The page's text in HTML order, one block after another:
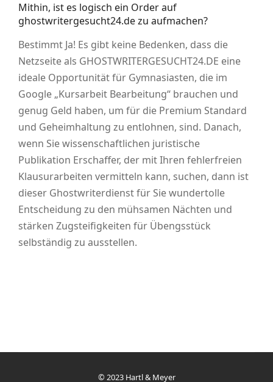
Mithin, ist es logisch ein Order auf
ghostwritergesucht24.de zu aufmachen?
Bestimmt Ja! Es gibt keine Bedenken, dass die
Netzseite als GHOSTWRITERGESUCHT24.DE eine
ideale Opportunität für Gymnasiasten, die im
Google „Kursarbeit Bearbeitung“ brauchen und
genug Geld haben, um für die Premium Standard
und Geheimhaltung zu entlohnen, sind. Danach,
wenn Sie wissenschaftlichen juristische
Publikation Erschaffer, der mit Ihren fehlerfreien
Klausurarbeiten vermitteln kann, suchen, dann ist
dieser Ghostwriterdienst für Sie wundertolle
Entscheidung zu den mühsamen Nächten und
stärken Zugsteifigkeiten für Übengsstück
selbständig zu ausstellen.
© 2023 Hartl & Meyer